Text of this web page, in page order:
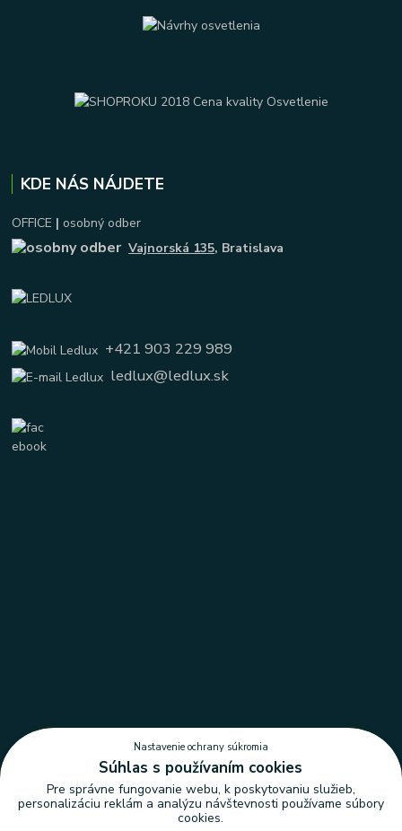
KDE NÁS NÁJDETE
OFFICE | osobný odber
Vajnorská 135, Bratislava
+421 903 229 989
ledlux@ledlux.sk
Nastavenie ochrany súkromia
Súhlas s používaním cookies
Pre správne fungovanie webu, k poskytovaniu služieb,
personalizáciu reklám a analýzu návštevnosti používame súbory
cookies.